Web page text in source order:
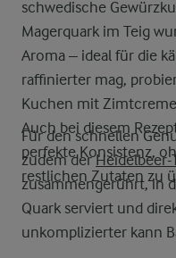
schwedische
Magerquark im Teig
Aroma – ideal für die
raffinierter mag,
Kuchen mit
Auch bei diesem
perfekte Konsistenz,
restlichen Zutaten zu
Für den schnellen
zudem derHeidelbeer-
zusammengerührt, in
Quark serviert und
unkomplizierter kann